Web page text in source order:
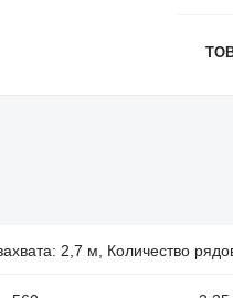
2,7 м, Количество